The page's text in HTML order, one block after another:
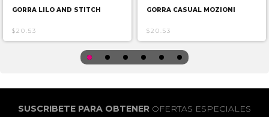
GORRA LILO AND STITCH
$20.53
GORRA CASUAL MOZIONI
$20.53
SUSCRIBETE PARA OBTENER OFERTAS ESPECIALES